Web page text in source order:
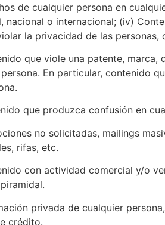
de cualquier persona en
nacional o internacional; (iv)
la privacidad de las
que viole una patente,
En particular, contenido
que produzca confusión en
no solicitadas, mailings
rifas, etc.
con actividad comercial y/o
privada de cualquier
crédito.